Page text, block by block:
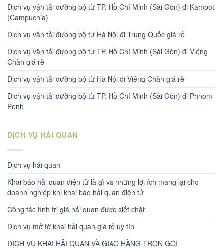
Dịch vụ vận tải đường bộ từ TP. Hồ Chí Minh (Sài Gòn) đi Kampot
(Campuchia)
Dịch vụ vận tải đường bộ từ Hà Nội đi Trung Quốc giá rẻ
Dịch vụ vận tải đường bộ từ TP. Hồ Chí Minh (Sài Gòn) đi Viêng
Chăn giá rẻ
Dịch vụ vận tải đường bộ từ Hà Nội đi Viêng Chăn giá rẻ
Dịch vụ vận tải đường bộ từ TP. Hồ Chí Minh (Sài Gòn) đi Phnom
Penh
DỊCH VỤ HẢI QUAN
Dịch vụ hải quan
Khai báo hải quan điện tử là gì và những lợi ích mang lại cho
doanh nghiệp khi khai báo hải quan điện tử
Công tác tính trị giá hải quan được siết chặt
Dịch vụ mở tờ khai hải quan giá rẻ uy tín
DỊCH VỤ KHAI HẢI QUAN VÀ GIAO HÀNG TRỌN GÓI